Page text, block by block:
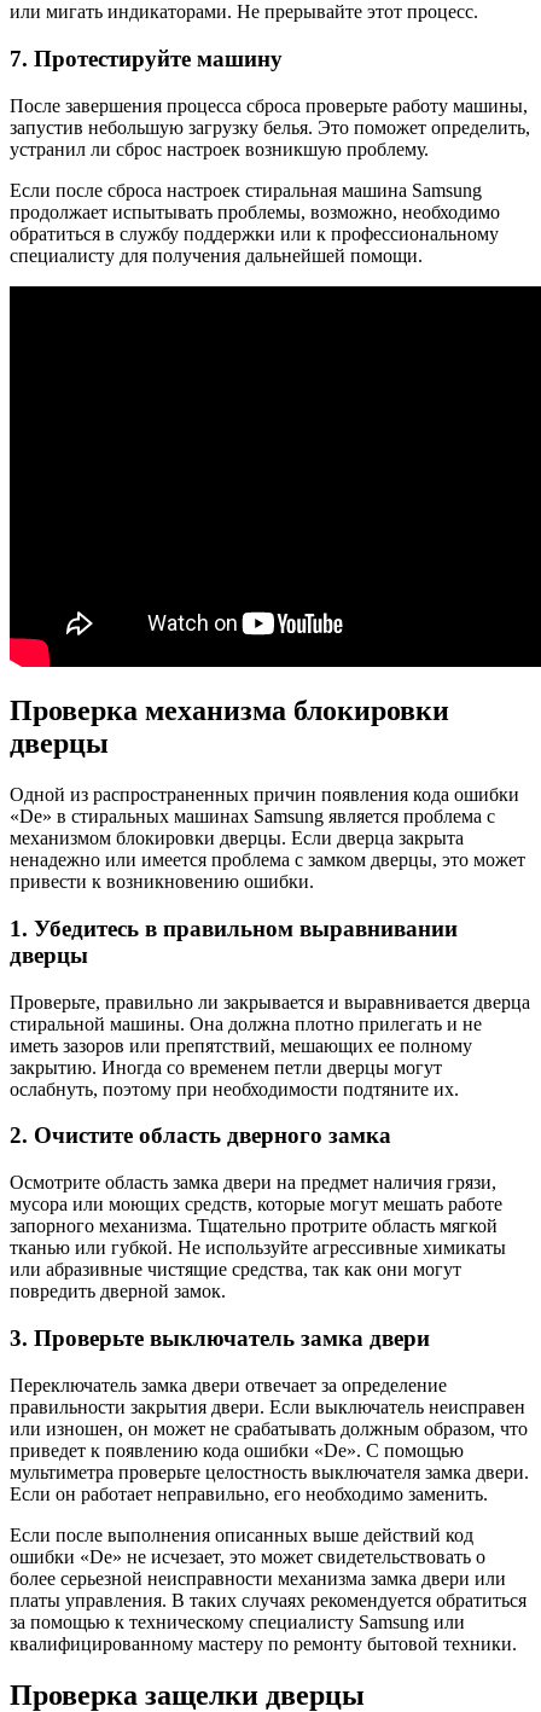
или мигать индикаторами. Не прерывайте этот процесс.
7. Протестируйте машину
После завершения процесса сброса проверьте работу машины,
запустив небольшую загрузку белья. Это поможет определить,
устранил ли сброс настроек возникшую проблему.
Если после сброса настроек стиральная машина Samsung
продолжает испытывать проблемы, возможно, необходимо
обратиться в службу поддержки или к профессиональному
специалисту для получения дальнейшей помощи.
Проверка механизма блокировки
дверцы
Одной из распространенных причин появления кода ошибки
«De» в стиральных машинах Samsung является проблема с
механизмом блокировки дверцы. Если дверца закрыта
ненадежно или имеется проблема с замком дверцы, это может
привести к возникновению ошибки.
1. Убедитесь в правильном выравнивании
дверцы
Проверьте, правильно ли закрывается и выравнивается дверца
стиральной машины. Она должна плотно прилегать и не
иметь зазоров или препятствий, мешающих ее полному
закрытию. Иногда со временем петли дверцы могут
ослабнуть, поэтому при необходимости подтяните их.
2. Очистите область дверного замка
Осмотрите область замка двери на предмет наличия грязи,
мусора или моющих средств, которые могут мешать работе
запорного механизма. Тщательно протрите область мягкой
тканью или губкой. Не используйте агрессивные химикаты
или абразивные чистящие средства, так как они могут
повредить дверной замок.
3. Проверьте выключатель замка двери
Переключатель замка двери отвечает за определение
правильности закрытия двери. Если выключатель неисправен
или изношен, он может не срабатывать должным образом, что
приведет к появлению кода ошибки «De». С помощью
мультиметра проверьте целостность выключателя замка двери.
Если он работает неправильно, его необходимо заменить.
Если после выполнения описанных выше действий код
ошибки «De» не исчезает, это может свидетельствовать о
более серьезной неисправности механизма замка двери или
платы управления. В таких случаях рекомендуется обратиться
за помощью к техническому специалисту Samsung или
квалифицированному мастеру по ремонту бытовой техники.
Проверка защелки дверцы